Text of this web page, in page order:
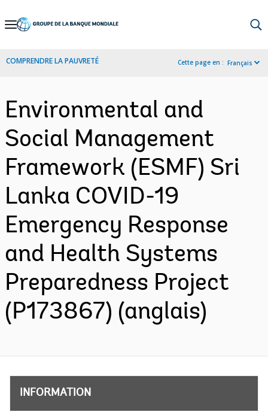
Skip
Navigation
COMPRENDRE LA PAUVRETÉ Cette page en : Français
Environmental and
Social Management
Framework (ESMF) Sri
Lanka COVID-19
Emergency Response
and Health Systems
Preparedness Project
(P173867) (anglais)
INFORMATION